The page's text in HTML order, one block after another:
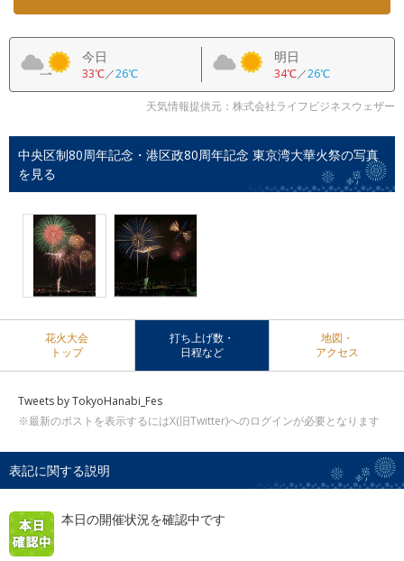
今日
33℃／26℃
明日
34℃／26℃
天気情報提供元：株式会社ライフビジネスウェザー
中央区制80周年記念・港区政80周年記念 東京湾大華火祭の写真
を見る
花火大会
トップ
打ち上げ数・
日程など
地図・
アクセス
Tweets by TokyoHanabi_Fes
※最新のポストを表示するにはX(旧Twitter)へのログインが必要となります
表記に関する説明
本日の開催状況を確認中です